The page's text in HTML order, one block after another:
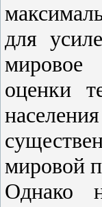
для
мировое
оценки
мировой
Однако